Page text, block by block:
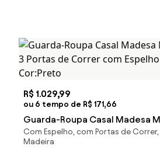
R$ 1.029,99
ou 6 tempo de R$ 171,66
Guarda-Roupa Casal Madesa
3 Portas de Correr com Espelho
Cor:Preto
Com Espelho, com Portas de
Madeira